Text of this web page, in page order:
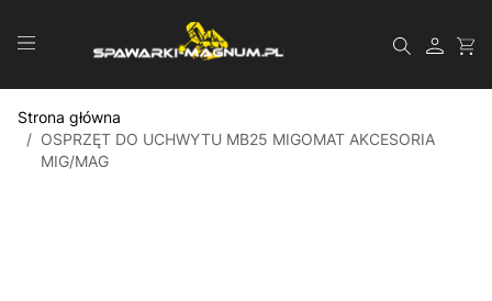
Szukaj
Strona główna
/ OSPRZĘT DO UCHWYTU MB25 MIGOMAT AKCESORIA
MIG/MAG